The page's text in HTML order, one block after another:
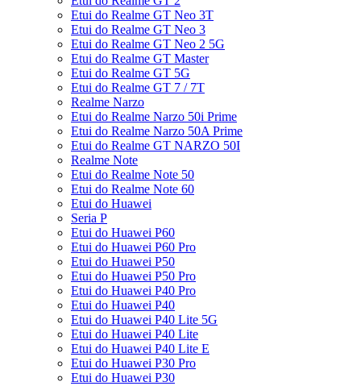
Etui do Realme GT Neo 3T
Etui do Realme GT Neo 3
Etui do Realme GT Neo 2 5G
Etui do Realme GT Master
Etui do Realme GT 5G
Etui do Realme GT 7 / 7T
Realme Narzo
Etui do Realme Narzo 50i Prime
Etui do Realme Narzo 50A Prime
Etui do Realme GT NARZO 50I
Realme Note
Etui do Realme Note 50
Etui do Realme Note 60
Etui do Huawei
Seria P
Etui do Huawei P60
Etui do Huawei P60 Pro
Etui do Huawei P50
Etui do Huawei P50 Pro
Etui do Huawei P40 Pro
Etui do Huawei P40
Etui do Huawei P40 Lite 5G
Etui do Huawei P40 Lite
Etui do Huawei P40 Lite E
Etui do Huawei P30 Pro
Etui do Huawei P30